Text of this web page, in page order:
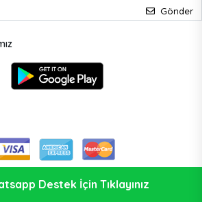
Gönder
Destek İçin Tıklayınız